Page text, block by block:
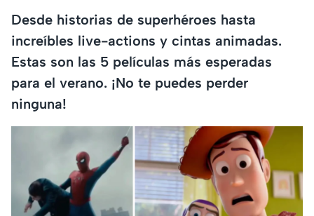
Desde historias de superhéroes hasta
increíbles live-actions y cintas animadas.
Estas son las 5 películas más esperadas
para el verano. ¡No te puedes perder
ninguna!